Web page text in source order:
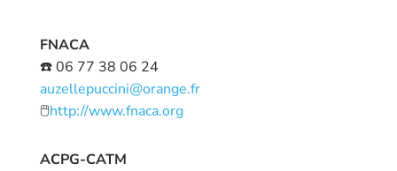
FNACA
☎️ 06 77 38 06 24
auzellepuccini@orange.fr
🖱️http://www.fnaca.org
ACPG-CATM